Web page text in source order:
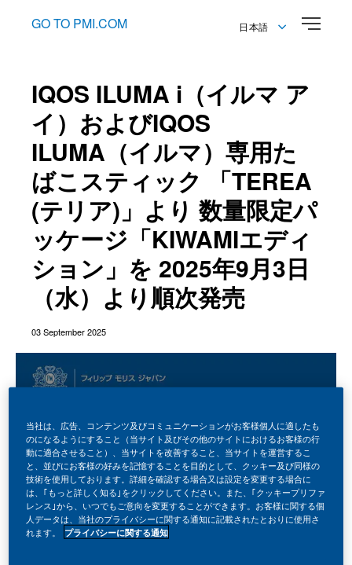
GO TO PMI.COM
日本語
IQOS ILUMA i（イルマ ア
イ）およびIQOS
ILUMA（イルマ）専用た
ばこスティック 「TEREA
(テリア)」より 数量限定パ
ッケージ「KIWAMIエディ
ション」を 2025年9月3日
（水）より順次発売
03 September 2025
当社は、広告、コンテンツ及びコミュニケーションがお客様個人に適したも
のになるようにすること（当サイト及びその他のサイトにおけるお客様の行
動に適合させること）、当サイトを改善すること、当サイトを運営するこ
と、並びにお客様の好みを記憶することを目的として、クッキー及び同様の
技術を使用しております。詳細を確認する場合又は設定を変更する場合に
は、｢もっと詳しく知る｣をクリックしてください。また、｢クッキープリファ
レンス｣から、いつでもご意向を変更することができます。お客様に関する個
人データは、当社のプライバシーに関する通知に記載されたとおりに使用さ
れます。
プライバシーに関する通知